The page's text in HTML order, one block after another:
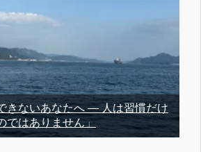
きないあなたへ ― 人は習慣だけ
ではありません」